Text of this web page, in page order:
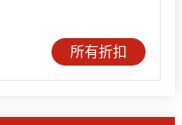
所有折扣